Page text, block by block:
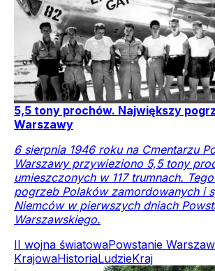
5,5 tony prochów. Największy
Warszawy
6 sierpnia 1946 roku na Cmentarzu
Warszawy przywieziono 5,5 tony
umieszczonych w 117 trumnach.
pogrzeb Polaków zamordowanych i
Niemców w pierwszych dniach
Warszawskiego.
II wojna światowaPowstanie
KrajowaHistoriaLudzieKraj